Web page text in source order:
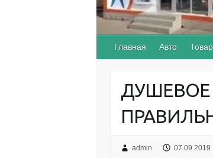
Главная Авто
ДУШЕВОЕ
admin 07.09.2019